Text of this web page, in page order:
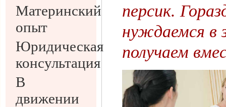
Материнский
опыт
Юридическая
консультация
В
движении
персик.
нуждаемся в
получаем